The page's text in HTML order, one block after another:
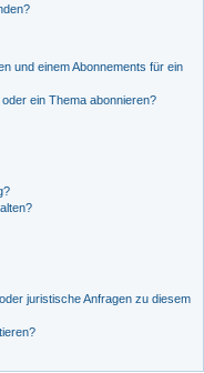
und einem Abonnements für ein
ein Thema abonnieren?
juristische Anfragen zu diesem